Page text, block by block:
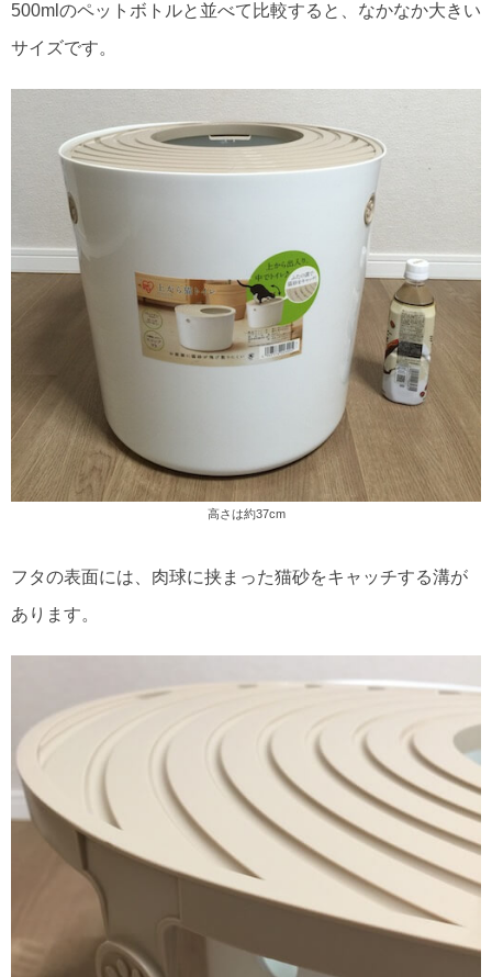
500mlのペットボトルと並べて比較すると、なかなか大きい
サイズです。
高さは約37cm
フタの表面には、肉球に挟まった猫砂をキャッチする溝が
あります。